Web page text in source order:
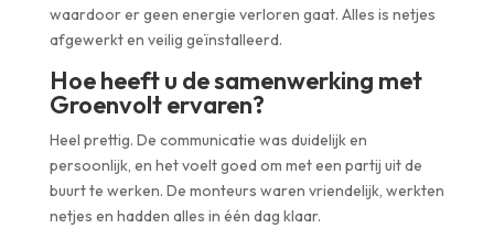
waardoor er geen energie verloren gaat. Alles is netjes
afgewerkt en veilig geïnstalleerd.
Hoe heeft u de samenwerking met
Groenvolt ervaren?
Heel prettig. De communicatie was duidelijk en
persoonlijk, en het voelt goed om met een partij uit de
buurt te werken. De monteurs waren vriendelijk, werkten
netjes en hadden alles in één dag klaar.